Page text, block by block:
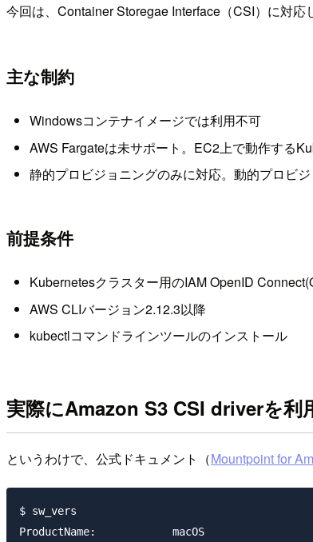
今回は、Container Storegae Interface（CSI）に対
主な制約
Windowsコンテナイメージでは利用不可
AWS Fargateは未サポート。EC2上で動作する
静的プロビジョニングのみに対応。動的プロビ
前提条件
Kubernetesクラスター用のIAM OpenID
AWS CLIバージョン2.12.3以降
kubectlコマンドラインツールのインストール
実際にAmazon S3 CSI driverを利
というわけで、公式ドキュメント（Mountpoint for
$ sw_vers
ProductName:            macOS